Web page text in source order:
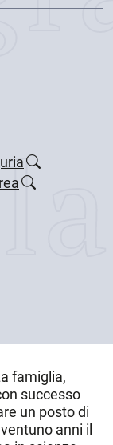
famiglia,
successo
un posto di
anni il